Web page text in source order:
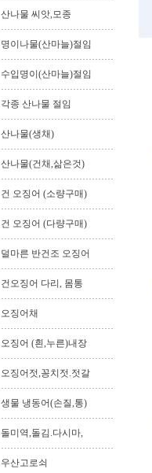
산나물 씨앗,모종
명이나물(산마늘)절임
수입명이(산마늘)절임
각종 산나물 절임
산나물(생채)
산나물(건채,삶은것)
건 오징어 (소량구매)
건 오징어 (다량구매)
덜마른 반건조 오징어
건오징어 다리, 몸통
오징어채
오징어 (흰,누른)내장
오징어젓,꽁치젓.젓갈
생물 냉동어(손질,통)
돌미역,돌김.다시마,
우산고로쇠